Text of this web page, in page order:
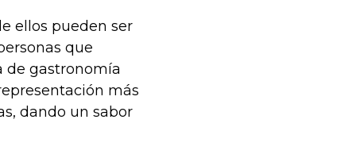
ellos pueden ser
que
de gastronomía
más
dando un sabor